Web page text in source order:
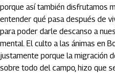
porque así también disfrutamos
entender qué pasa después de
para poder darle descanso a
mental. El culto a las ánimas en
justamente porque la migración
sobre todo del campo, hizo que